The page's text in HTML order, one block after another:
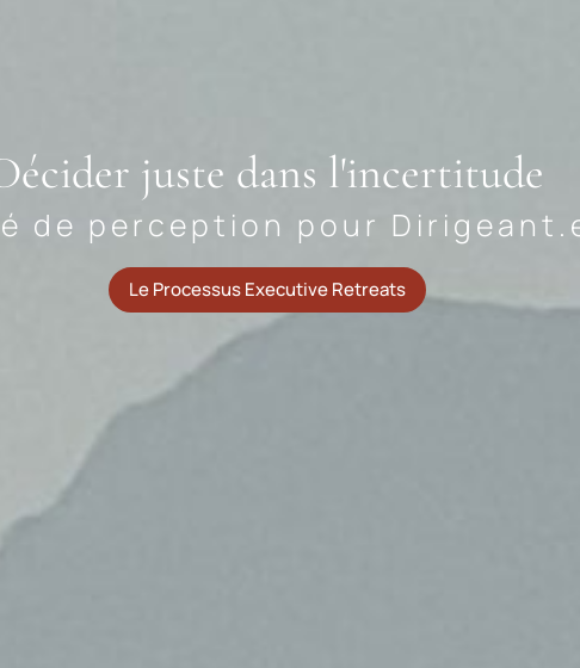
juste dans l'incertitude
de perception pour
Le Processus Executive Retreats